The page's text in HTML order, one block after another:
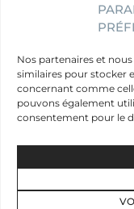
Nos partenaires et
similaires pour stocker
concernant comme
pouvons également
consentement pour le